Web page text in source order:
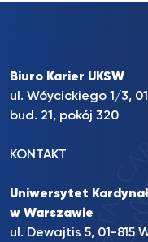
Biuro Karier UKSW
ul. Wóycickiego 1/3,
bud. 21, pokój 320
KONTAKT
Uniwersytet
w Warszawie
ul. Dewajtis 5, 01-815